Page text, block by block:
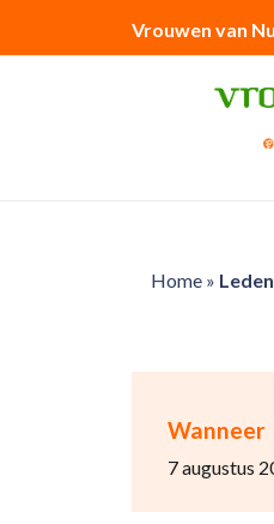
Vrouwen van
Home»
Wanneer
7 augustus